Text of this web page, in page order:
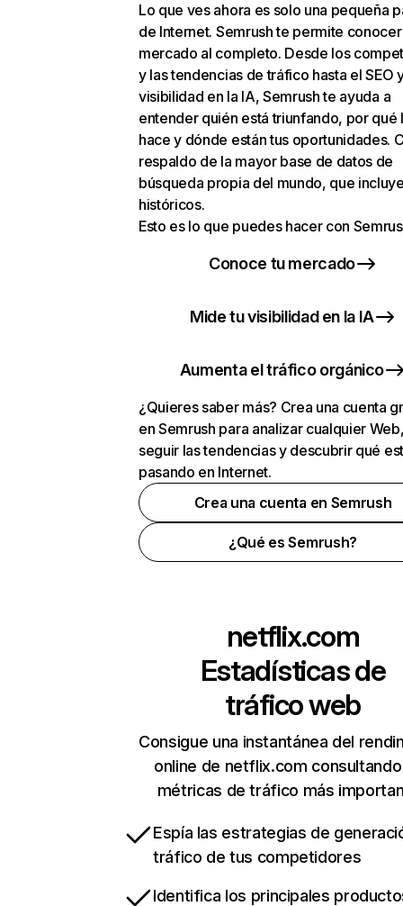
Lo que ves ahora es solo una pequeña
de Internet. Semrush te permite
mercado al completo. Desde los
y las tendencias de tráfico hasta el SEO
visibilidad en la IA, Semrush te ayuda a
entender quién está triunfando, por qué
hace y dónde están tus oportunidades.
respaldo de la mayor base de datos de
búsqueda propia del mundo, que
históricos.
Esto es lo que puedes hacer con
Conoce tu mercado
Mide tu visibilidad en la IA
Aumenta el tráfico orgánico
¿Quieres saber más? Crea una cuenta
en Semrush para analizar cualquier
seguir las tendencias y descubrir qué
pasando en Internet.
Crea una cuenta en Semrush
¿Qué es Semrush?
netflix.com
Estadísticas de
tráfico web
Consigue una instantánea del
online de netflix.com
métricas de tráfico más
Espía las estrategias de
tráfico de tus competidores
Identifica los principales